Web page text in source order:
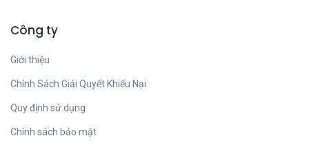
Công ty
Giới thiệu
Chính Sách Giải Quyết Khiếu Nại
Quy định sử dụng
Chính sách bảo mật